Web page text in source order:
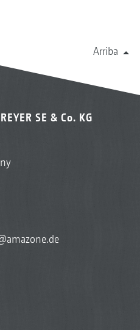
Arriba
SE & Co. KG